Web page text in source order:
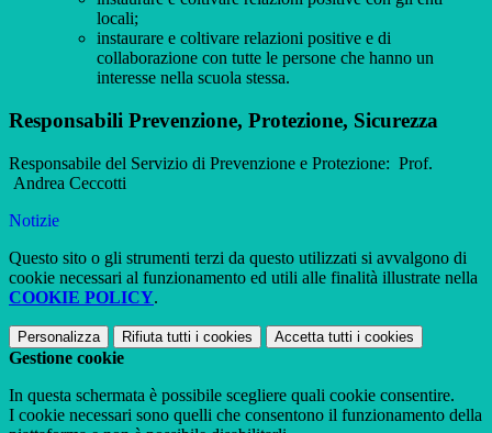
locali;
instaurare e coltivare relazioni positive e di
collaborazione con tutte le persone che hanno un
interesse nella scuola stessa.
Responsabili Prevenzione, Protezione, Sicurezza
Responsabile del Servizio di Prevenzione e Protezione: Prof.
Andrea Ceccotti
Notizie
Questo sito o gli strumenti terzi da questo utilizzati si avvalgono di
cookie necessari al funzionamento ed utili alle finalità illustrate nella
COOKIE POLICY.
Personalizza Rifiuta tutti i cookies Accetta tutti i cookies
Gestione cookie
In questa schermata è possibile scegliere quali cookie consentire.
I cookie necessari sono quelli che consentono il funzionamento della